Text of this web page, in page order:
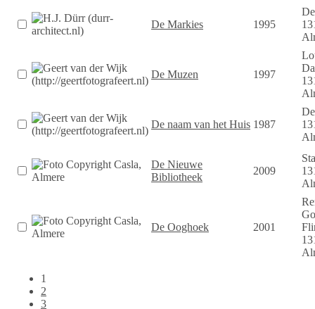
De Markies 1995
De Muzen 1997
De naam van het Huis 1987
De Nieuwe
Bibliotheek
2009
De Ooghoek 2001
Pagina's
1
2
3